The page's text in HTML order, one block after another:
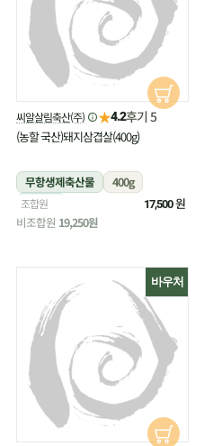
씨알살림축산(주) ★4.2후기 5
(농할 국산)돼지삼겹살(400g)
무항생제축산물
400g
냉장
조합원 17,500원
비조합원 19,250원
바우처